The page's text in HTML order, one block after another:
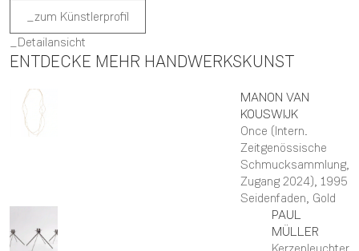
zum Künstlerprofil
Detailansicht
ENTDECKE MEHR HANDWERKSKUNST
MANON VAN
KOUSWIJK
Once (Intern.
Zeitgenössische
Schmucksammlung,
Zugang 2024), 1995
Seidenfaden, Gold
PAUL
MÜLLER